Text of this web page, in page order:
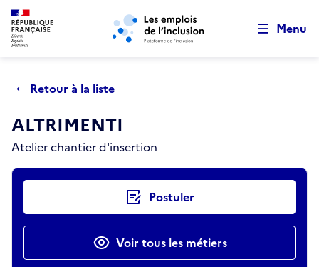
Aller au menu principal Aller au contenu principal
Menu
Retour à la liste
ALTRIMENTI
Atelier chantier d'insertion
Actions rapides Postuler
Voir tous les métiers
Retour au début de la page
Panneau de gestion des cookies